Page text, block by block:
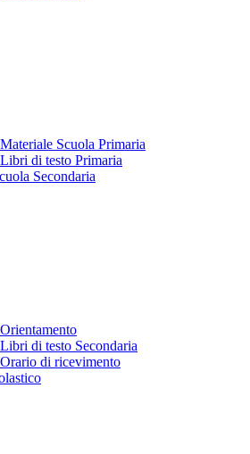
Materiale Scuola Primaria
Libri di testo Primaria
Secondaria
Orientamento
Libri di testo Secondaria
Orario di ricevimento